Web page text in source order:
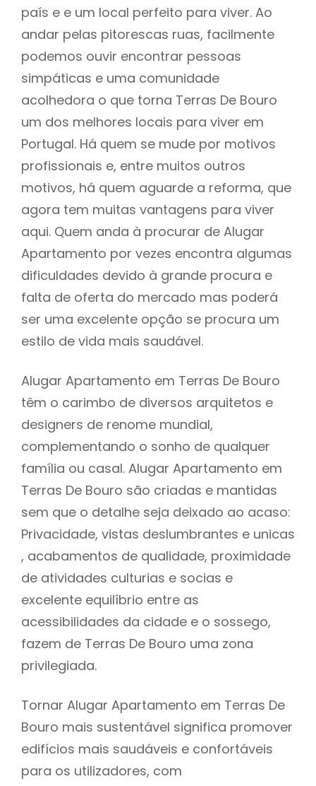
país e e um local perfeito para viver. Ao
andar pelas pitorescas ruas, facilmente
podemos ouvir encontrar pessoas
simpáticas e uma comunidade
acolhedora o que torna Terras De Bouro
um dos melhores locais para viver em
Portugal. Há quem se mude por motivos
profissionais e, entre muitos outros
motivos, há quem aguarde a reforma, que
agora tem muitas vantagens para viver
aqui. Quem anda à procurar de Alugar
Apartamento por vezes encontra algumas
dificuldades devido à grande procura e
falta de oferta do mercado mas poderá
ser uma excelente opção se procura um
estilo de vida mais saudável.
Alugar Apartamento em Terras De Bouro
têm o carimbo de diversos arquitetos e
designers de renome mundial,
complementando o sonho de qualquer
família ou casal. Alugar Apartamento em
Terras De Bouro são criadas e mantidas
sem que o detalhe seja deixado ao acaso:
Privacidade, vistas deslumbrantes e unicas
, acabamentos de qualidade, proximidade
de atividades culturias e socias e
excelente equilíbrio entre as
acessibilidades da cidade e o sossego,
fazem de Terras De Bouro uma zona
privilegiada.
Tornar Alugar Apartamento em Terras De
Bouro mais sustentável significa promover
edifícios mais saudáveis e confortáveis
para os utilizadores, com